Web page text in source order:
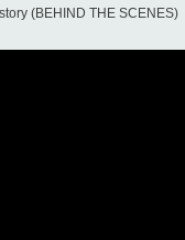
(BEHIND THE SCENES)